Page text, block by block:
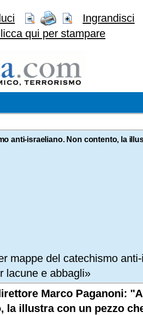
Ingrandisci
qui per stampare
anti-israeliano. Non contento, la
mappe del catechismo
lacune e abbagli»
Marco Paganoni:
illustra con un pezzo